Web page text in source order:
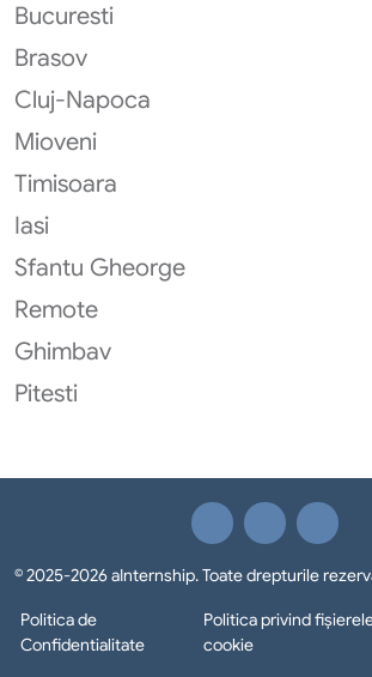
Bucuresti
Brasov
Cluj-Napoca
Mioveni
Timisoara
Iasi
Sfantu Gheorge
Remote
Ghimbav
Pitesti
© 2025-2026 aInternship. Toate drepturile
Politica de
Confidentialitate
Politica privind
cookie